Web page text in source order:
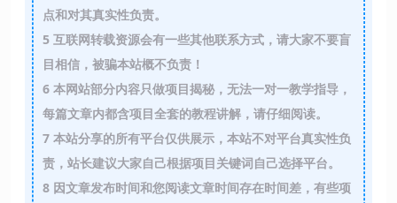
点和对其真实性负责。
5互联网转载资源会有一些其他联系方式，请大家不要盲
目相信，被骗本站概不负责！
6本网站部分内容只做项目揭秘，无法一对一教学指导，
每篇文章内都含项目全套的教程讲解，请仔细阅读。
7本站分享的所有平台仅供展示，本站不对平台真实性负
责，站长建议大家自己根据项目关键词自己选择平台。
8因文章发布时间和您阅读文章时间存在时间差，有些项